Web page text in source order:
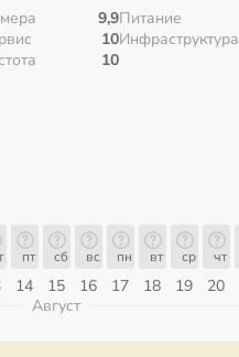
9,9
10
10
Питание
Инфраструктура
14
пт
15
сб
16
вс
17
пн
18
вт
19
ср
20
чт
Август